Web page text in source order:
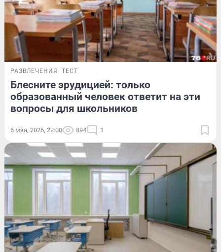
РАЗВЛЕЧЕНИЯ ТЕСТ
Блесните эрудицией: только
образованный человек ответит на эти
вопросы для школьников
6 мая, 2026, 22:00 894 1